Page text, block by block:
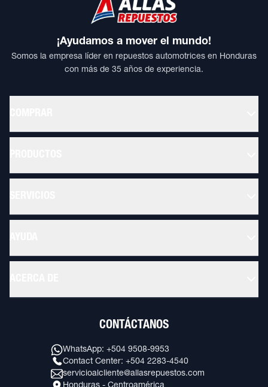
¡Ayudamos a mover el mundo!
Somos la empresa líder en repuestos automotrices en Honduras
con más de 35 años de experiencia.
CONTÁCTANOS
WhatsApp: +504 9508-9953
Contact Center: +504 2283-4540
servicioalcliente@allasrepuestos.com